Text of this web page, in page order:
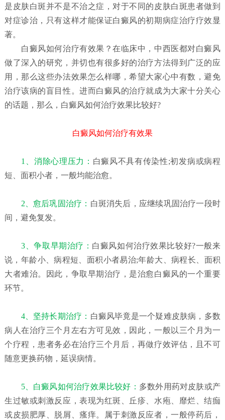
是皮肤白斑并不是不治之症，对于不同的皮肤白斑患者做到
对症诊治，只有这样才能保证白癜风的初期病症治疗疗效显
著。
白癜风如何治疗有效果？在临床中，中西医都对白癜风
做了深入的研究，并切也有很多好的治疗方法得到广泛的应
用，那么这些办法效果怎么样哪，希望大家心中有数，避免
治疗该病的盲目性。进而白癜风的治疗就成为大家十分关心
的话题，那么，白癜风如何治疗效果比较好?
白癜风如何治疗有效果
1、消除心理压力： 白癜风不具有传染性;初发病或病程
短、面积小者，一般均能治愈。
2、愈后巩固治疗： 白斑消失后，应继续巩固治疗一段时
间，避免复发。
3、争取早期治疗： 白癜风如何治疗效果比较好?一般来
说，年龄小、病程短、面积小者易治;年龄大、病程长、面积
大者难治。因此，争取早期治疗，是治愈白癜风的一个重要
环节。
4、坚持长期治疗： 白癜风毕竟是一个疑难皮肤病，多数
病人在治疗三个月左右方可见效，因此，一般以三个月为一
个疗程，患者务必在治疗三个月后，再做疗效评估，且不可
随意更换药物，延误病情。
5、白癜风如何治疗效果比较好： 多数外用药对皮肤或产
生过敏或刺激反应，表现为红斑、丘疹、水疱、靡烂、结痂
或皮损肥厚、脱屑、瘙痒。属于刺激反应者，一般停药后，